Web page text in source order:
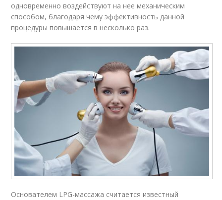
одновременно воздействуют на нее механическим
способом, благодаря чему эффективность данной
процедуры повышается в несколько раз.
Основателем LPG-массажа считается известный